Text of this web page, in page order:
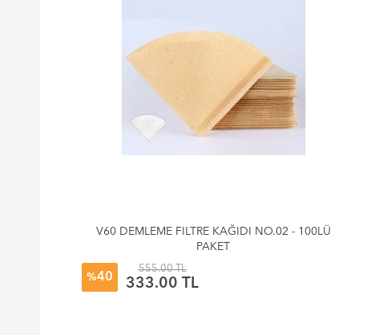
V60 DEMLEME FILTRE KAĞIDI NO.02 - 100LÜ
PAKET
%40
555.00 TL
333.00 TL